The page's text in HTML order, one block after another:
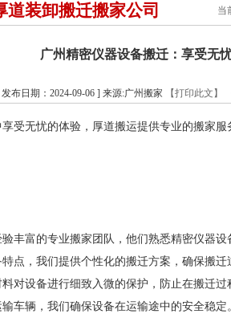
装卸搬迁搬家公司 当
广州精密仪器设备搬迁：享受无
发布日期：2024-09-06 ] 来源:广州搬家 【打印此文】
受无忧的体验，厚道搬运提供专业的搬家
丰富的专业搬家团队，他们熟悉精密仪器
点，我们提供个性化的搬迁方案，确保搬迁
对设备进行细致入微的保护，防止在搬迁过
车辆，我们确保设备在运输途中的安全稳定